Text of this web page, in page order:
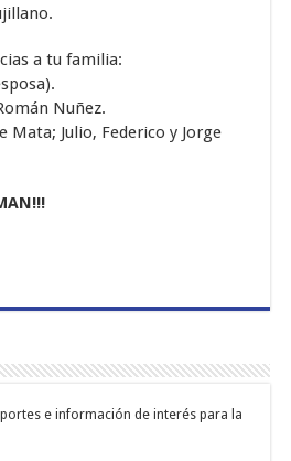
a tu familia:
Nuñez.
Mata; Julio, Federico y Jorge
e información de interés para la